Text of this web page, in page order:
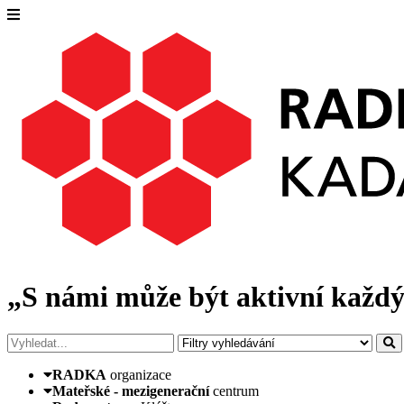
„S námi může být aktivní
RADKA organizace
Mateřské - mezigenerační centrum